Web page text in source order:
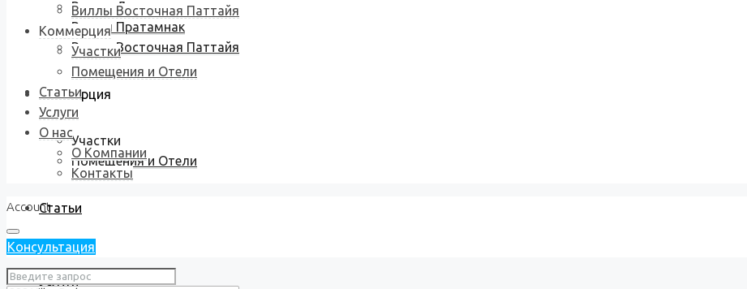
Виллы Джомтьен
Виллы Пратамнак
Виллы Восточная Паттайя
Коммерция
Участки
Помещения и Отели
Статьи
Услуги
Виллы Восточная Паттайя
Коммерция
Участки
Помещения и Отели
Статьи
Услуги
О нас
О Компании
Контакты
Account
Консультация